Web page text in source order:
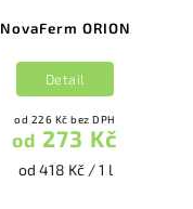
NovaFerm ORION
od 226 Kč bez DPH
od 273 Kč
od 418 Kč / 1 l
Detail